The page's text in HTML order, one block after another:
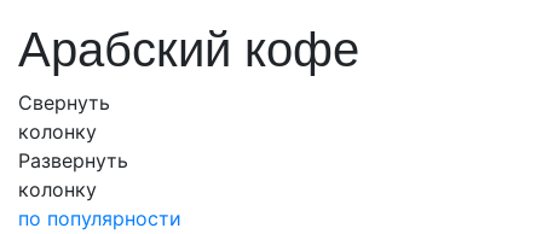
Арабский кофе
Свернуть
колонку
Развернуть
колонку
по популярности